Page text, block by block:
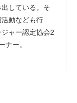
している。そ
動なども行
ャー認定協会2
ー。